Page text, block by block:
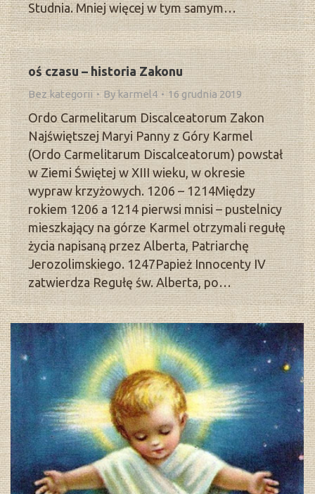
Studnia. Mniej więcej w tym samym…
oś czasu – historia Zakonu
Bez kategorii Bykarmel4 16 grudnia 2019
Ordo Carmelitarum Discalceatorum Zakon
Najświętszej Maryi Panny z Góry Karmel
(Ordo Carmelitarum Discalceatorum) powstał
w Ziemi Świętej w XIII wieku, w okresie
wypraw krzyżowych. 1206 – 1214Między
rokiem 1206 a 1214 pierwsi mnisi – pustelnicy
mieszkający na górze Karmel otrzymali regułę
życia napisaną przez Alberta, Patriarchę
Jerozolimskiego. 1247Papież Innocenty IV
zatwierdza Regułę św. Alberta, po…